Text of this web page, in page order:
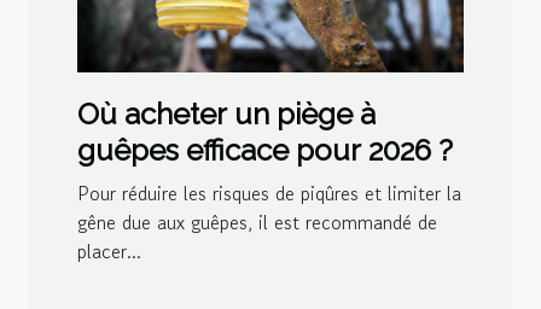
Où acheter un piège à
guêpes efficace pour 2026 ?
Pour réduire les risques de piqûres et limiter la
gêne due aux guêpes, il est recommandé de
placer...